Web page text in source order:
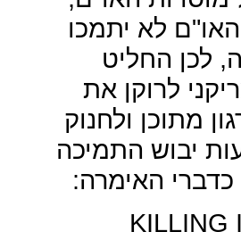
לא יתמכו
לכן החליט
לרוקן את
מתוכן ולחנוק
יבוש התמיכה
האימרה:
KILLING